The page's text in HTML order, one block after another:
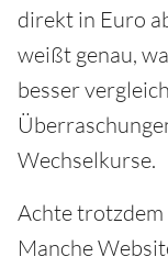
direkt in Euro
weißt genau,
besser
Wechselkurse.
Achte trotzdem
Manche